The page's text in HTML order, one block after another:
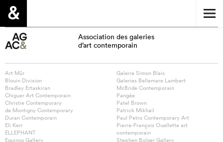
Association des galeries
d’art contemporain
Art Mûr
Blouin Division
Bradley Ertaskiran
Chiguer Art Contemporain
Christie Contemporary
de Montigny Contemporary
Duran Contemporain
Eli Kerr
ELLEPHANT
Equinox Gallery
Galerie Simon Blais
Galeries Bellemare Lambert
McBride Contemporain
Pangée
Patel Brown
Patrick Mikhail
Paul Petro Contemporary Art
Pierre-François Ouellette art
contemporain
Stephen Bulger Gallery